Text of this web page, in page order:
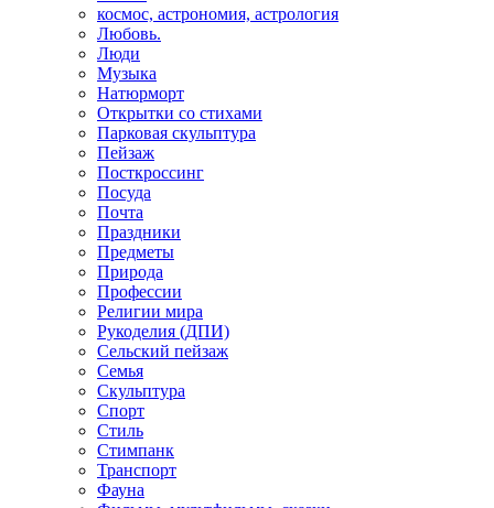
космос, астрономия, астрология
Любовь.
Люди
Музыка
Натюрморт
Открытки со стихами
Парковая скульптура
Пейзаж
Посткроссинг
Посуда
Почта
Праздники
Предметы
Природа
Профессии
Религии мира
Рукоделия (ДПИ)
Сельский пейзаж
Семья
Скульптура
Спорт
Стиль
Стимпанк
Транспорт
Фауна